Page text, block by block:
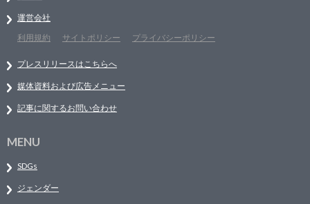
運営会社
利用規約
サイトポリシー プライバシーポリシー
プレスリリースはこちらへ
媒体資料および広告メニュー
記事に関するお問い合わせ
MENU
SDGs
ジェンダー